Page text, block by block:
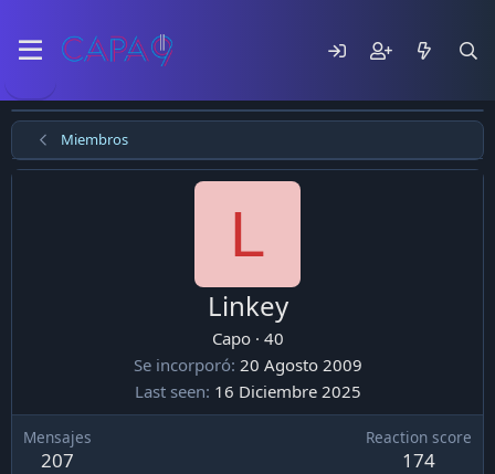
Miembros
L
Linkey
Capo · 40
Se incorporó 20 Agosto 2009
Last seen 16 Diciembre 2025
Mensajes
207
Reaction score
174